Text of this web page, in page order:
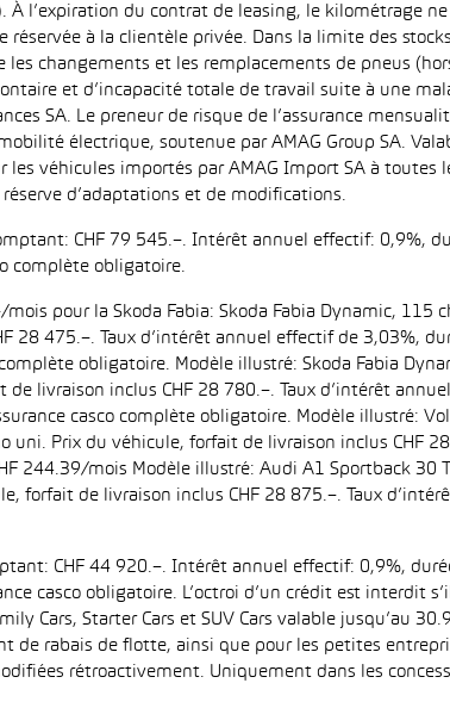
l’expiration du contrat de leasing, le kilométrage
à la clientèle privée. Dans la limite des
changements et les remplacements de pneus
et d’incapacité totale de travail suite à une
SA. Le preneur de risque de l’assurance
électrique, soutenue par AMAG Group SA.
les véhicules importés par AMAG Import SA à
d’adaptations et de modifications.
CHF 79 545.–. Intérêt annuel effectif: 0,9%,
complète obligatoire.
pour la Skoda Fabia: Skoda Fabia Dynamic,
28 475.–. Taux d’intérêt annuel effectif de 3,03%,
obligatoire. Modèle illustré: Skoda Fabia
livraison inclus CHF 28 780.–. Taux d’intérêt
casco complète obligatoire. Modèle illustré:
Prix du véhicule, forfait de livraison inclus CHF
244.39/mois Modèle illustré: Audi A1 Sportback
forfait de livraison inclus CHF 28 875.–. Taux
CHF 44 920.–. Intérêt annuel effectif: 0,9%,
casco obligatoire. L’octroi d’un crédit est interdit
Cars, Starter Cars et SUV Cars valable jusqu’au
de rabais de flotte, ainsi que pour les petites
rétroactivement. Uniquement dans les